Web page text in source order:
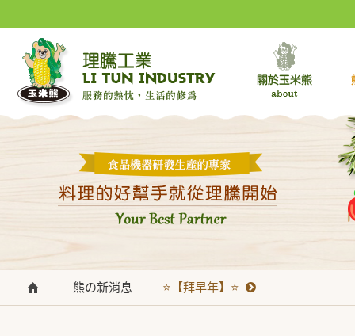
熊の新消息 ⭐【拜早年】⭐